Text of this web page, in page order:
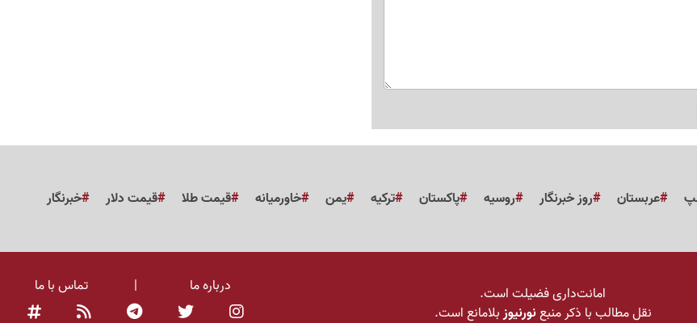
عربستان روز خبرنگار روسیه پاکستان ترکیه یمن خاورمیانه قیمت طلا قیمت دلار
خبرنگار
امانت‌داری فضیلت است.
نقل مطالب با ذکر منبعنورنیوزبلامانع است.
درباره ما | تماس با ما